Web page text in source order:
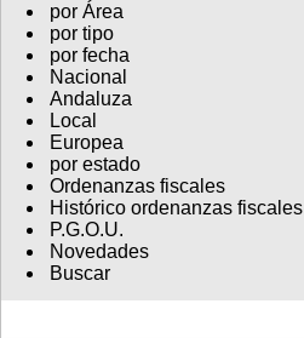
por Área
por tipo
por fecha
Nacional
Andaluza
Local
Europea
por estado
Ordenanzas fiscales
Histórico ordenanzas fiscales
P.G.O.U.
Novedades
Buscar